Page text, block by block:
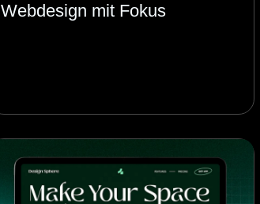
Webdesign mit Fokus